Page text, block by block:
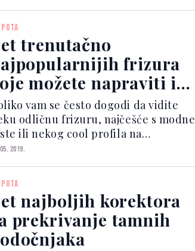
novu liniju make-upa
svojem vjenčanju koja će
trenutačno
frizura
možete napraviti i
kuće
vam se često dogodi da vidite
odličnu frizuru, najčešće s modne
ili nekog cool profila na
no zatim vrlo brzo
ako ne potražite pomoć u
salonu. No, ove sezon...
2019.
najboljih korektora
prekrivanje tamnih